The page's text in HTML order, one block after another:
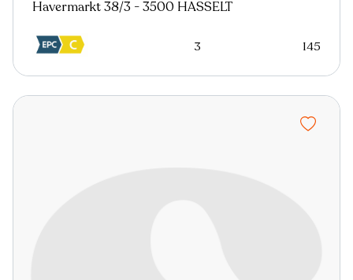
Havermarkt 38/3 - 3500 HASSELT
3 145